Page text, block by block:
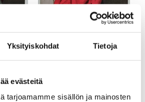
Yksityiskohdat Tietoja
evästeitä
tarjoamamme sisällön ja mainosten
ostoskoriin